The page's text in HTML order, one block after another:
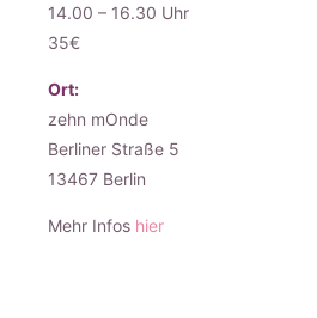
14.00 – 16.30 Uhr
35€
Ort:
zehn mOnde
Berliner Straße 5
13467 Berlin
Mehr Infos hier